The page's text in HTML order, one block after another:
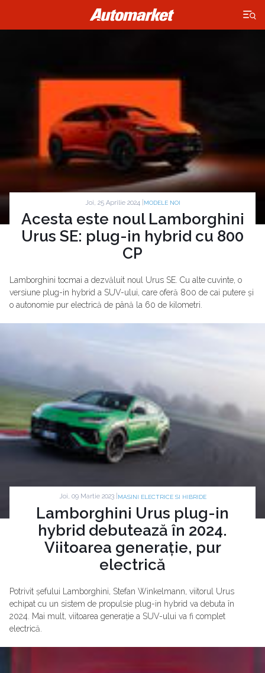
×
Joi, 25 Aprilie 2024 | MODELE NOI
Acesta este noul Lamborghini
Urus SE: plug-in hybrid cu 800
CP
Lamborghini tocmai a dezvăluit noul Urus SE. Cu alte cuvinte, o
versiune plug-in hybrid a SUV-ului, care oferă 800 de cai putere și
o autonomie pur electrică de până la 60 de kilometri.
Joi, 09 Martie 2023 | MASINI ELECTRICE SI HIBRIDE
Lamborghini Urus plug-in
hybrid debutează în 2024.
Viitoarea generație, pur
electrică
Potrivit șefului Lamborghini, Stefan Winkelmann, viitorul Urus
echipat cu un sistem de propulsie plug-in hybrid va debuta în
2024. Mai mult, viitoarea generație a SUV-ului va fi complet
electrică.